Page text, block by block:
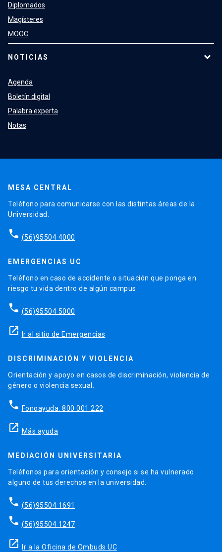
Diplomados
Magísteres
MOOC
NOTICIAS
Agenda
Boletín digital
Palabra experta
Notas
MESA CENTRAL
Teléfono para comunicarse con las distintas áreas de la
Universidad.
phone (56)95504 4000
EMERGENCIAS UC
Teléfono en caso de accidente o situación que ponga en
riesgo tu vida dentro de algún campus.
phone (56)95504 5000
launch Ir al sitio de Emergencias
DISCRIMINACIÓN Y VIOLENCIA
Orientación y apoyo en casos de discriminación, violencia de
género o violencia sexual.
phone Fonoayuda: 800 001 222
launch Más ayuda
MEDIACIÓN UNIVERSITARIA
Teléfonos para orientación y consejo si se ha vulnerado
alguno de tus derechos en la universidad.
phone (56)95504 1691
phone (56)95504 1247
launch Ir a la Oficina de Ombuds UC